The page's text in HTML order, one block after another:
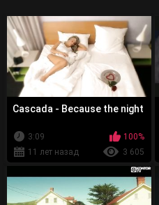
Cascada - Because the night
3:09
100%
11 лет назад
3 605